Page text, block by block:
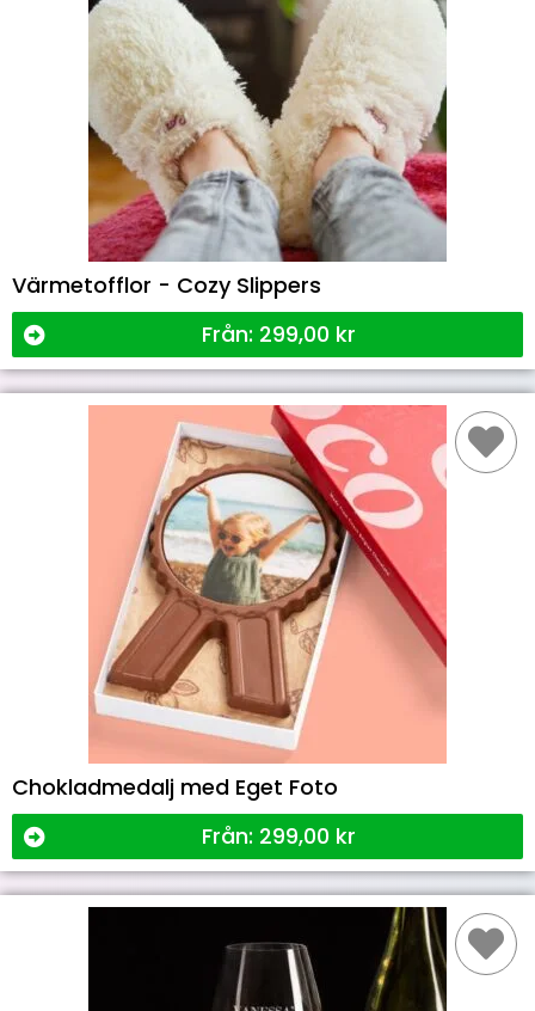
Värmetofflor - Cozy Slippers
Från: 299,00 kr
Chokladmedalj med Eget Foto
Från: 299,00 kr